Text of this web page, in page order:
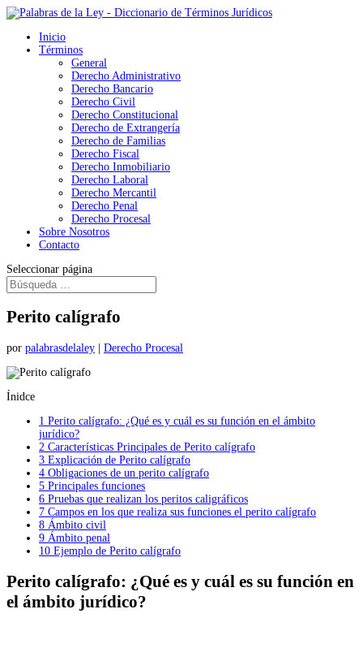
Inicio
Términos
General
Derecho Administrativo
Derecho Bancario
Derecho Civil
Derecho Constitucional
Derecho de Extrangería
Derecho de Familias
Derecho Fiscal
Derecho Inmobiliario
Derecho Laboral
Derecho Mercantil
Derecho Penal
Derecho Procesal
Sobre Nosotros
Contacto
Seleccionar página
Perito calígrafo
por palabrasdelaley Derecho Procesal
Ínidce
1 Perito calígrafo: ¿Qué es y cuál es su función en el ámbito
jurídico?
2 Características Principales de Perito calígrafo
3 Explicación de Perito calígrafo
4 Obligaciones de un perito calígrafo
5 Principales funciones
6 Pruebas que realizan los peritos caligráficos
7 Campos en los que realiza sus funciones el perito calígrafo
8 Ámbito civil
9 Ámbito penal
10 Ejemplo de Perito calígrafo
Perito calígrafo: ¿Qué es y cuál es su función en
el ámbito jurídico?